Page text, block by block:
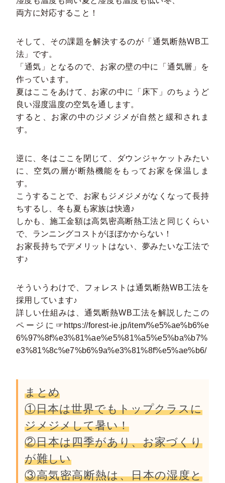
両方に対応すること！
そして、その課題を解決するのが「通気断熱WB工
法」です。
「通気」となるので、お家の壁の中に「通気層」を
作っています。
夏はここをあけて、お家の中に「床下」のちょうど
良い湿度温度の空気を通します。
すると、お家の中のジメジメが自然と緩和されま
す。
逆に、冬はここを閉じて、ダウンジャケットみたい
に、空気の層が断熱機能をもってお家を保温しま
す。
こうすることで、お家もジメジメがなくなって長持
ちするし、冬も夏も家族は快適♪
しかも、施工金額は高気密高断熱工法と同じくらい
で、ランニングコストがほぼかからない！
お家長持ちでデメリットはない、夢みたいな工法で
す♪
そういうわけで、フォレストは通気断熱WB工法を
採用しています♪
詳しい仕組みは、通気断熱WB工法を解説したこの
ページに☞https://forest-ie.jp/item/%e5%ae%b6%e
6%97%8f%e3%81%ae%e5%81%a5%e5%ba%b7%
e3%81%8c%e7%b6%9a%e3%81%8f%e5%ae%b6/
まとめ
①日本は世界でもトップクラスに
ジメジメして暑い！
②日本は四季があり、お家づくり
が難しい
③高気密高断熱は、日本の湿度と